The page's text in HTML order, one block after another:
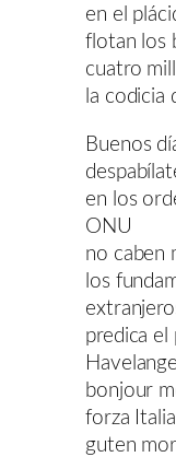
en el
flotan los
cuatro
la codicia
Buenos
en los
ONU
no caben
los
predica el
bonjour
forza
guten